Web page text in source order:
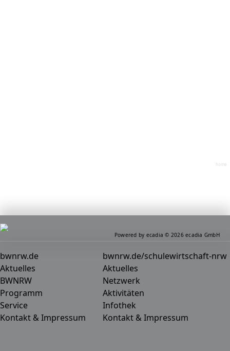
home
bwnrw.de
Aktuelles
BWNRW
Programm
Service
Kontakt & Impressum
bwnrw.de/schulewirtschaft-nrw
Aktuelles
Netzwerk
Aktivitäten
Infothek
Kontakt & Impressum
Powered by ecadia © 2026 ecadia GmbH